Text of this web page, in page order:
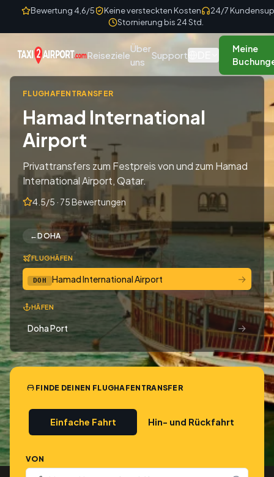
Skip to content
Bewertung 4,6/5 Keine versteckten Kosten
24/7
Stornierung bis 24 Std.
Reiseziele
Über
uns
Support
Meine
FLUGHAFENTRANSFER
Hamad International
Airport
Privattransfers zum Festpreis von und zum Hamad
International Airport, Qatar.
4.5/5 · 75 Bewertungen
←DOHA
FLUGHÄFEN
DOH Hamad International Airport →
HÄFEN
Doha Port →
FINDE DEINEN FLUGHAFENTRANSFER
Einfache Fahrt Hin- und Rückfahrt
VON